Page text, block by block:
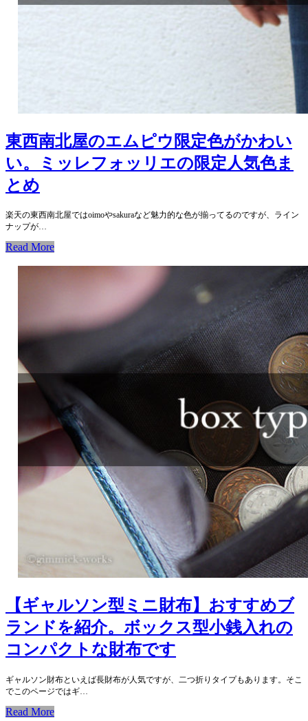
東西南北屋のエムピウ限定色がかわい
い。ミッレフォッリエの限定人気色ま
とめ
楽天の東西南北屋ではoimoやsakuraなど魅力的な色が揃ってるのですが、ライン
ナップが…
Read More
【ギャルソン型ミニ財布】おすすめブ
ランドを紹介。ボックス型小銭入れの
コンパクトな財布です
ギャルソン財布といえば長財布が人気ですが、二つ折りタイプもあります。そこ
でこのページではギ…
Read More